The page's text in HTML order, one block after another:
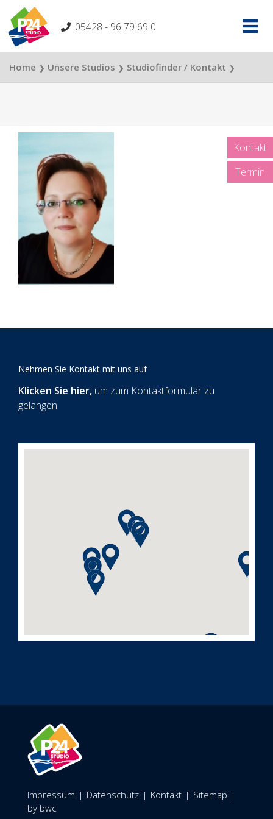
content
05428 - 96 79 69 0
Home ❯ Unsere Studios ❯ Studiofinder / Kontakt ❯
Kontakt
Termin
Nehmen Sie Kontakt mit uns auf
Klicken Sie hier, um zum Kontaktformular zu
gelangen.
Impressum | Datenschutz | Kontakt | Sitemap |
by bwc